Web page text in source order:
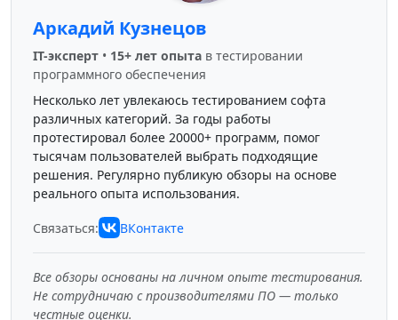
Аркадий Кузнецов
IT-эксперт • 15+ лет опыта в тестировании
программного обеспечения
Несколько лет увлекаюсь тестированием софта
различных категорий. За годы работы
протестировал более 20000+ программ, помог
тысячам пользователей выбрать подходящие
решения. Регулярно публикую обзоры на основе
реального опыта использования.
Связаться: ВКонтакте
Все обзоры основаны на личном опыте тестирования.
Не сотрудничаю с производителями ПО — только
честные оценки.